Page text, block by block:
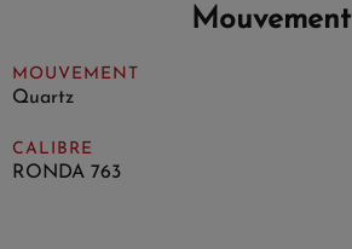
Mouvement
MOUVEMENT
Quartz
CALIBRE
RONDA 763